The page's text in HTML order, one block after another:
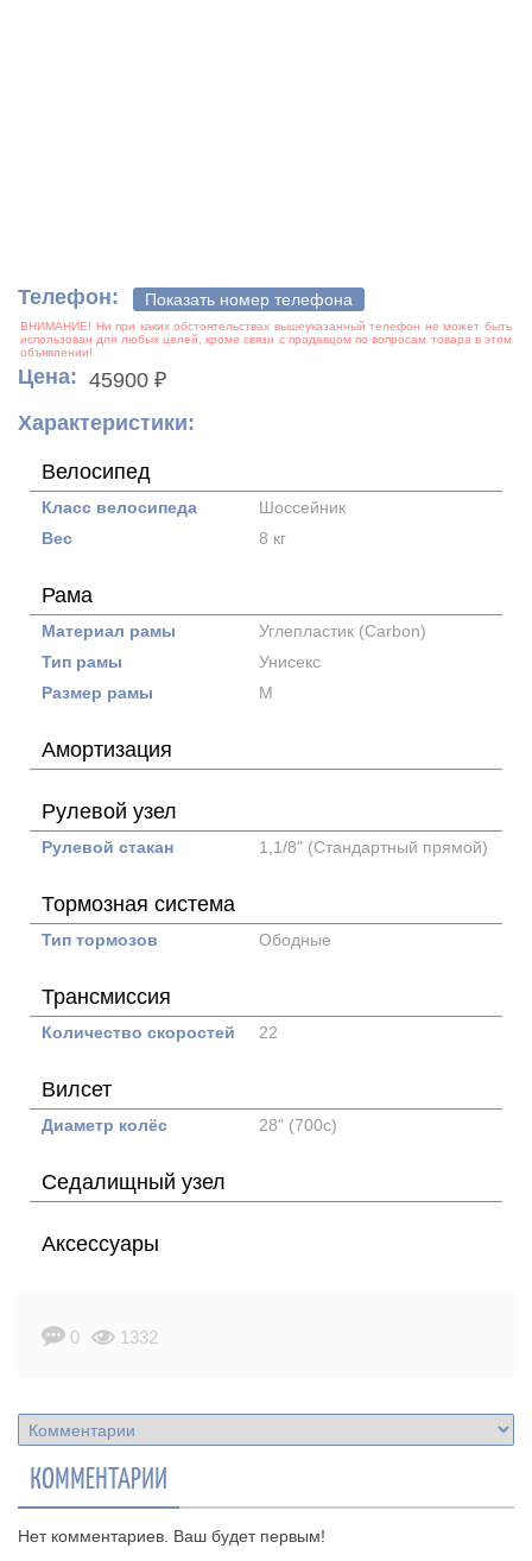
Телефон: Показать номер телефона
Цена: 45900 ₽
Характеристики:
Велосипед
Класс велосипеда
Шоссейник
Вес
8 кг
Рама
Материал рамы
Углепластик (Carbon)
Тип рамы
Унисекс
Размер рамы
M
Амортизация
Рулевой узел
Рулевой стакан 1,1/8" (Стандартный прямой)
Тормозная система
Тип тормозов Ободные
Трансмиссия
Количество скоростей 22
Вилсет
Диаметр колёс 28" (700с)
Седалищный узел
Аксессуары
0 1332
КОММЕНТАРИИ
Нет комментариев. Ваш будет первым!